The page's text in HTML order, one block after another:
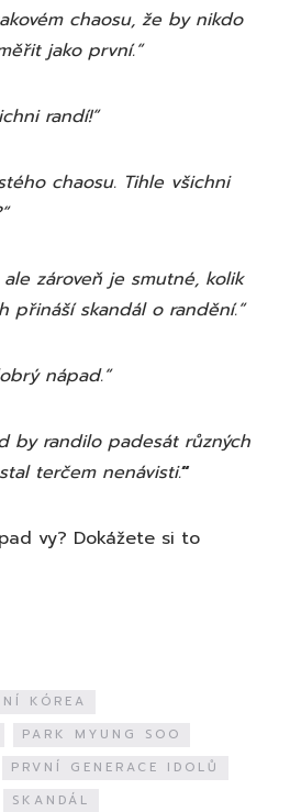
chaosu, že by nikdo
jako první.“
randí!“
chaosu. Tihle všichni
zároveň je smutné, kolik
přináší skandál o randění.“
nápad.“
by randilo padesát různých
terčem nenávisti.“
vy? Dokážete si to
KÓREA
PARK MYUNG SOO
PRVNÍ GENERACE IDOLŮ
SKANDÁL